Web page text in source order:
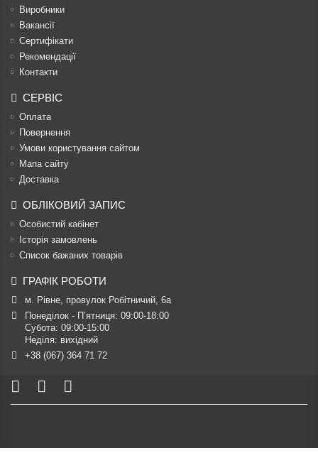
Виробники
Вакансії
Сертифікати
Рекомендації
Контакти
СЕРВІС
Оплата
Повернення
Умови користування сайтом
Мапа сайту
Доставка
ОБЛІКОВИЙ ЗАПИС
Особистий кабінет
Історія замовлень
Список бажаних товарів
ГРАФІК РОБОТИ
м. Рівне, провулок Робітничий, 6а
Понеділок - П’ятниця: 09:00-18:00
Субота: 09:00-15:00
Неділя: вихідний
+38 (067) 364 71 72